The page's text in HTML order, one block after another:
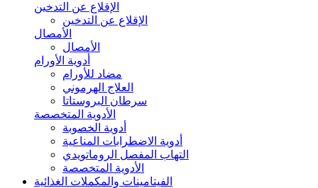
الإقلاع عن التدخين
الإقلاع عن التدخين
الأمصال
الأمصال
أدوية الأورام
مضاد للأورام
العلاج الهرموني
سرطان البروستاتا
الأدوية المتخصصة
أدوية الخصوبة
أدوية الاضطرابات المناعية
التهاب المفصل الروماتويدي
الأدوية المتخصصة
الفيتامينات والمكملات الغذائية